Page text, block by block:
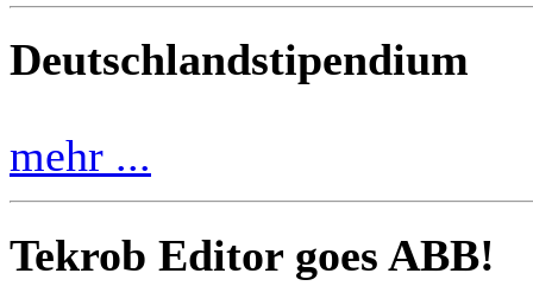
Deutschlandstipendium
mehr ...
Tekrob Editor goes ABB!